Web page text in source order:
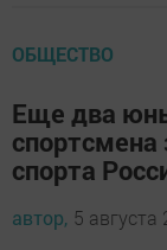
ОБЩЕСТВО
Еще два
спортсмена
спорта
автор, 5 августа